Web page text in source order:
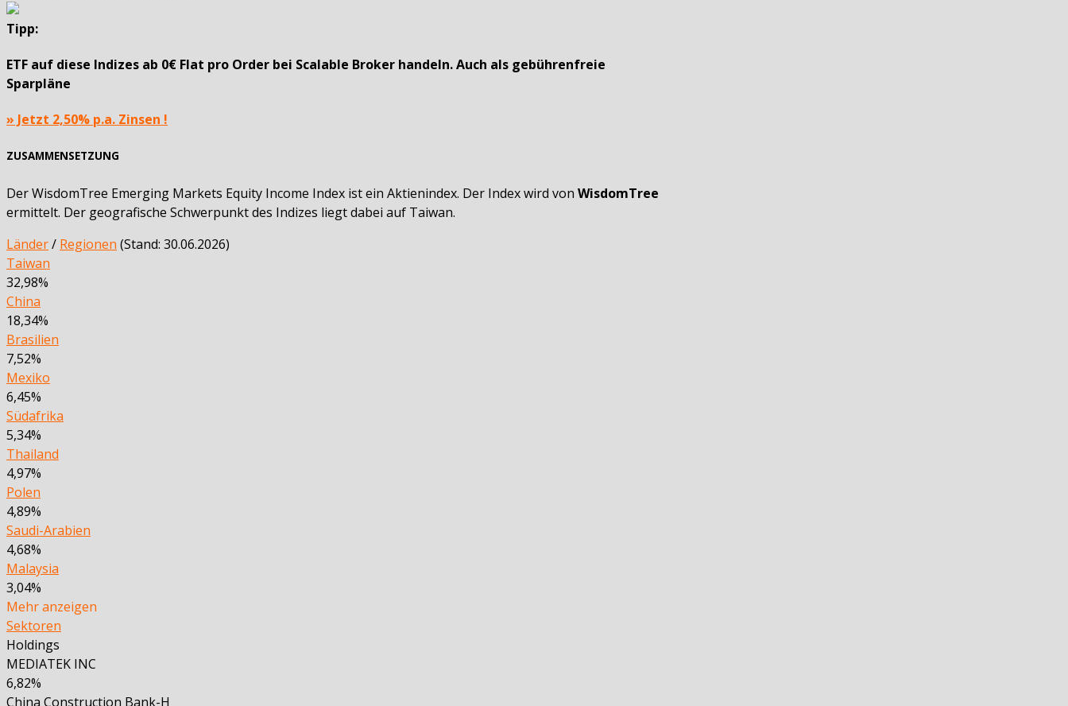
Tipp:
ETF auf diese Indizes ab 0€ Flat pro Order bei Scalable Broker handeln. Auch als gebührenfreie
Sparpläne
» Jetzt 2,50% p.a. Zinsen !
ZUSAMMENSETZUNG
Der WisdomTree Emerging Markets Equity Income Index ist ein Aktienindex. Der Index wird von WisdomTree
ermittelt. Der geografische Schwerpunkt des Indizes liegt dabei auf Taiwan.
Länder/ Regionen (Stand: 30.06.2026)
Taiwan
32,98%
China
18,34%
Brasilien
7,52%
Mexiko
6,45%
Südafrika
5,34%
Thailand
4,97%
Polen
4,89%
Saudi-Arabien
4,68%
Malaysia
3,04%
Mehr anzeigen
Sektoren
Holdings
MEDIATEK INC
6,82%
China Construction Bank-H